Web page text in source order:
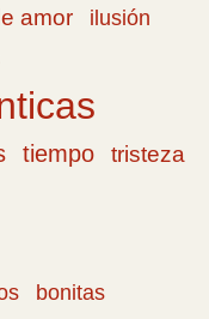
amor
ilusión
tiempo
tristeza
bonitas